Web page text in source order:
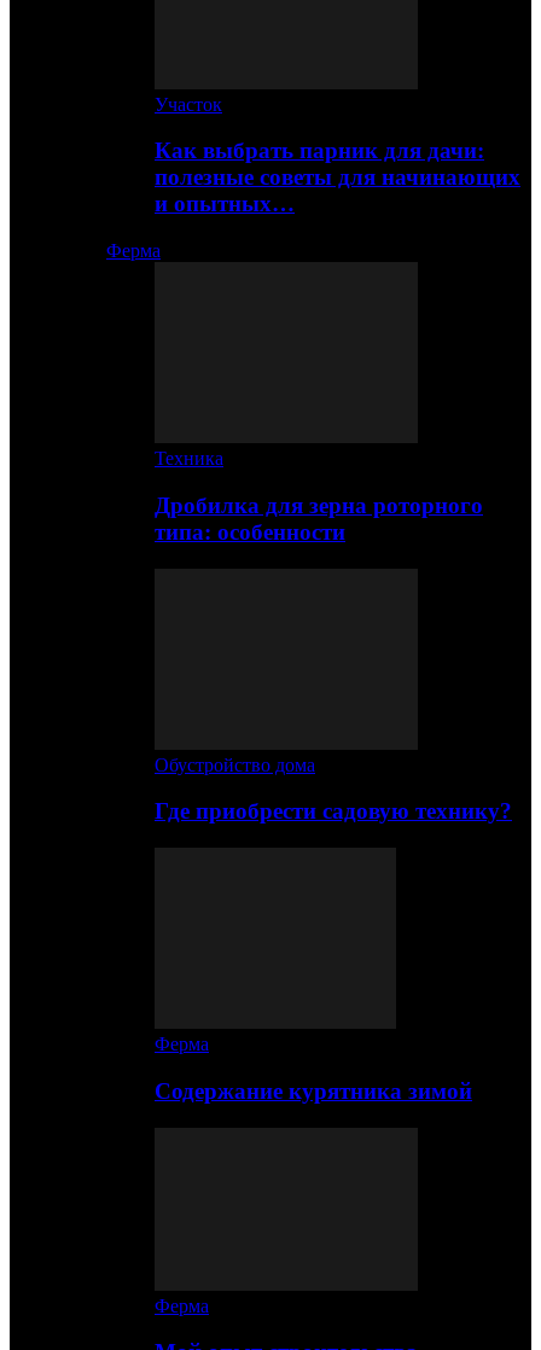
Участок
Как выбрать парник для дачи:
полезные советы для начинающих
и опытных…
Ферма
Техника
Дробилка для зерна роторного
типа: особенности
Обустройство дома
Где приобрести садовую технику?
Ферма
Содержание курятника зимой
Ферма